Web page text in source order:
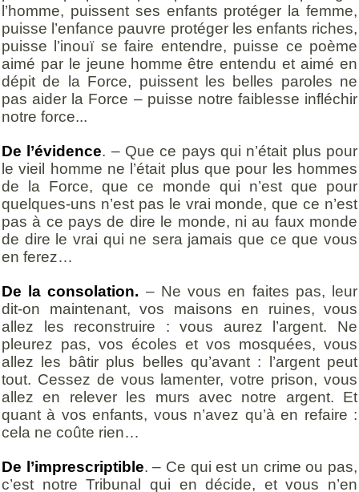
l’homme, puissent ses enfants protéger la femme,
puisse l’enfance pauvre protéger les enfants riches,
puisse l’inouï se faire entendre, puisse ce poème
aimé par le jeune homme être entendu et aimé en
dépit de la Force, puissent les belles paroles ne
pas aider la Force – puisse notre faiblesse infléchir
notre force...
De l’évidence. – Que ce pays qui n’était plus pour
le vieil homme ne l’était plus que pour les hommes
de la Force, que ce monde qui n’est que pour
quelques-uns n’est pas le vrai monde, que ce n’est
pas à ce pays de dire le monde, ni au faux monde
de dire le vrai qui ne sera jamais que ce que vous
en ferez…
De la consolation. – Ne vous en faites pas, leur
dit-on maintenant, vos maisons en ruines, vous
allez les reconstruire : vous aurez l’argent. Ne
pleurez pas, vos écoles et vos mosquées, vous
allez les bâtir plus belles qu’avant : l’argent peut
tout. Cessez de vous lamenter, votre prison, vous
allez en relever les murs avec notre argent. Et
quant à vos enfants, vous n’avez qu’à en refaire :
cela ne coûte rien…
De l’imprescriptible. – Ce qui est un crime ou pas,
c’est notre Tribunal qui en décide, et vous n’en